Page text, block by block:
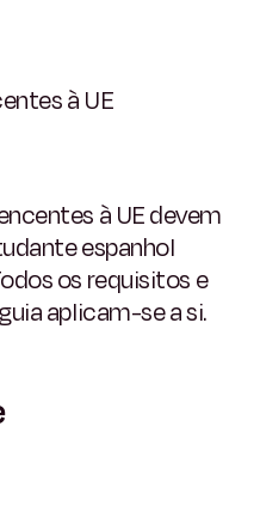
à UE
à UE devem
espanhol
os requisitos e
aplicam-se a si.